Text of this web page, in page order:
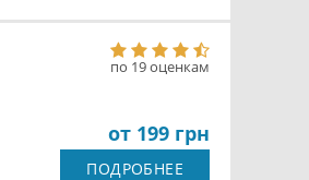
по 19 оценкам
от 199 грн
ПОДРОБНЕЕ